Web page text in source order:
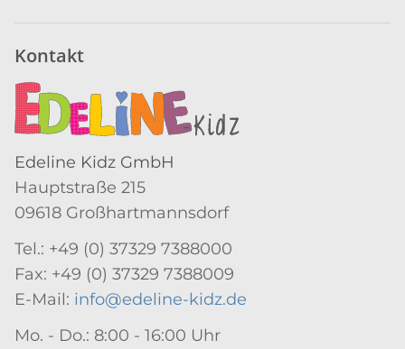
Kontakt
Edeline Kidz GmbH
Hauptstraße 215
09618 Großhartmannsdorf
Tel.: +49 (0) 37329 7388000
Fax: +49 (0) 37329 7388009
E-Mail: info@edeline-kidz.de
Mo. - Do.: 8:00 - 16:00 Uhr